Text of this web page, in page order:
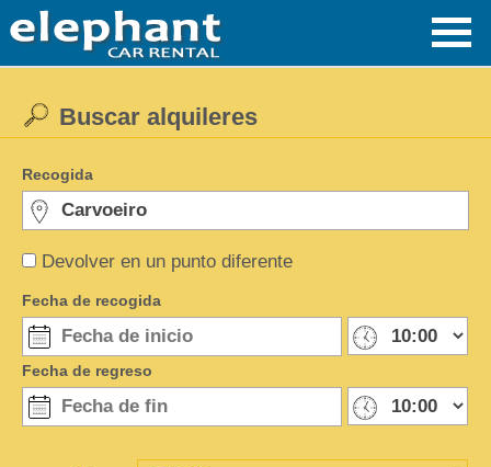
Devolver en un punto diferente
Buscar alquileres
Recogida
Fecha de recogida
Fecha de regreso